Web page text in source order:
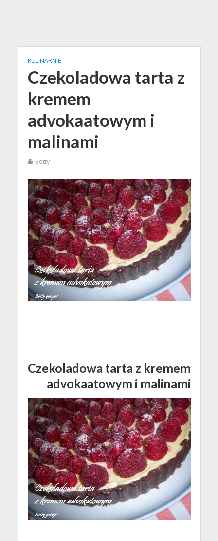
KULINARNIE
Czekoladowa tarta z
kremem
advokaatowym i
malinami
Betty
Czekoladowa tarta z kremem
advokaatowym i malinami